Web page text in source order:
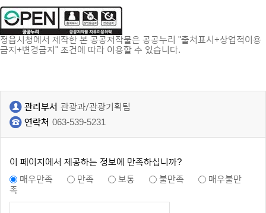
정읍시청에서 제작한 본 공공저작물은 공공누리 "출처표시+상업적이용
금지+변경금지" 조건에 따라 이용할 수 있습니다.
관리부서 관광과/관광기획팀
연락처 063-539-5231
이 페이지에서 제공하는 정보에 만족하십니까?
매우만족
만족 보통 불만족
매우불만
족